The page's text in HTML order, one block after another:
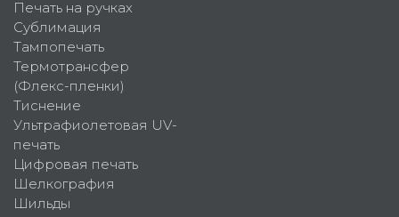
Печать на ручках
Сублимация
Тампопечать
Термотрансфер
(Флекс-пленки)
Тиснение
Ультрафиолетовая UV-
печать
Цифровая печать
Шелкография
Шильды